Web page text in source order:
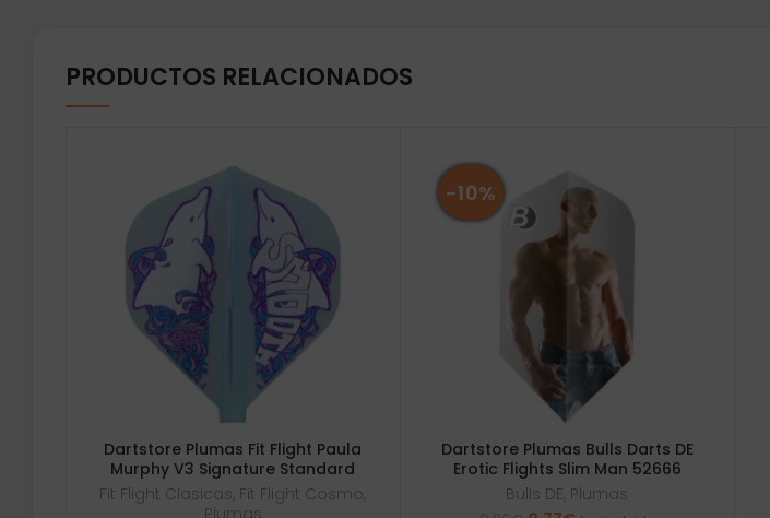
PRODUCTOS RELACIONADOS
Dartstore Plumas Fit Flight Paula
Murphy V3 Signature Standard
Fit Flight Clasicas, Fit Flight Cosmo,
Plumas
-10%
Dartstore Plumas Bulls Darts DE
Erotic Flights Slim Man 52666
Bulls DE, Plumas